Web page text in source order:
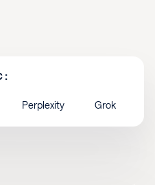
:
Perplexity Grok